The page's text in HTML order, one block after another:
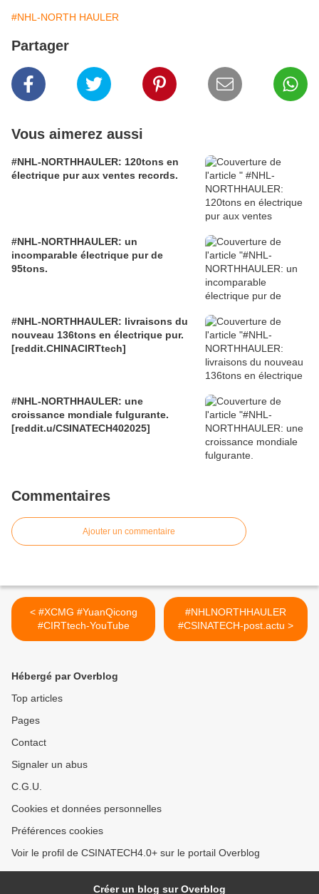
#NHL-NORTH HAULER
Partager
Vous aimerez aussi
#NHL-NORTHHAULER: 120tons en
électrique pur aux ventes records.
#NHL-NORTHHAULER: un
incomparable électrique pur de
95tons.
#NHL-NORTHHAULER: livraisons du
nouveau 136tons en électrique pur.
[reddit.CHINACIRTtech]
#NHL-NORTHHAULER: une
croissance mondiale fulgurante.
[reddit.u/CSINATECH402025]
Commentaires
Ajouter un commentaire
< #XCMG #YuanQicong
#CIRTtech-YouTube
#NHLNORTHHAULER
#CSINATECH-post.actu >
Hébergé par Overblog
Top articles
Pages
Contact
Signaler un abus
C.G.U.
Cookies et données personnelles
Préférences cookies
Voir le profil de CSINATECH4.0+ sur le portail Overblog
Créer un blog sur Overblog